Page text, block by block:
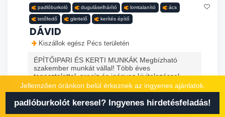
padlóburkoló duguláselhárító lomtalanító ács
tetőfedő glettelő kerítés építő
DÁVID
Kiszállok egész Pécs területén
ÉPÍTŐIPARI ÉS KERTI MUNKÁK Megbízható
szakember munkát vállal! Több éves
tapasztalattal, precíz és igényes kivitelezéssel
vállalok munkát. ÉPÍTŐIPARI MUNKÁK: Teljes k...
BŐVEBBEN
Jellemzően óránkon belül érkeznek az ingyenes ajánlatok.
padlóburkolót keresel? Ingyenes hirdetésfeladás!